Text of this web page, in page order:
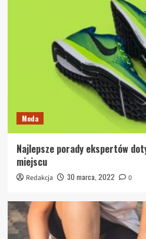
Moda
Najlepsze porady ekspertów
miejscu
Redakcja 30 marca, 2022 0